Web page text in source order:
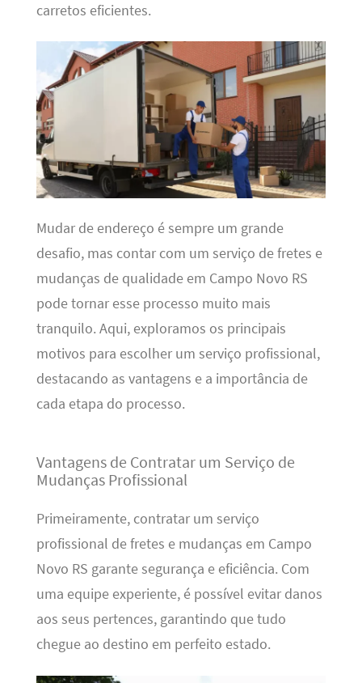
carretos eficientes.
Mudar de endereço é sempre um grande
desafio, mas contar com um serviço de fretes e
mudanças de qualidade em Campo Novo RS
pode tornar esse processo muito mais
tranquilo. Aqui, exploramos os principais
motivos para escolher um serviço profissional,
destacando as vantagens e a importância de
cada etapa do processo.
Vantagens de Contratar um Serviço de
Mudanças Profissional
Primeiramente, contratar um serviço
profissional de fretes e mudanças em Campo
Novo RS garante segurança e eficiência. Com
uma equipe experiente, é possível evitar danos
aos seus pertences, garantindo que tudo
chegue ao destino em perfeito estado.